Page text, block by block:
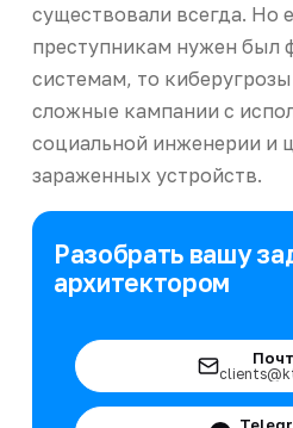
существовали всегда. Но
преступникам нужен был
системам, то
сложные кампании с
социальной инженерии и
зараженных устройств.
Разобрать вашу
архитектором